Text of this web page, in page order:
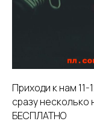
Приходи к нам
сразу
БЕСПЛАТНО